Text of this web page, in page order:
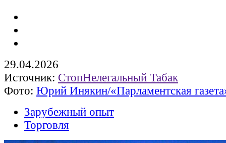
29.04.2026
Источник: СтопНелегальный Табак
Фото: Юрий Инякин/«Парламентская
Зарубежный опыт
Торговля